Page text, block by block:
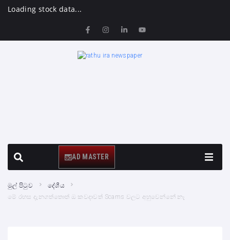
Loading stock data...
AD MASTER
මුල් පිටුව
දේශීය
මේ රහස දැනගත්තොත් ඔ කවදාවත් Scams වලට අහුවෙන්නේ නෑ